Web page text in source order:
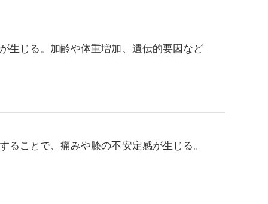
生じる。加齢や体重増加、遺伝的要因など
ことで、痛みや膝の不安定感が生じる。